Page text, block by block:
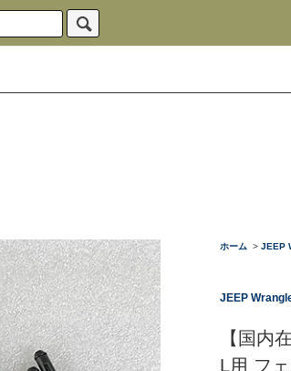
ホーム > JEEP
JEEP
【国内
L用 フ